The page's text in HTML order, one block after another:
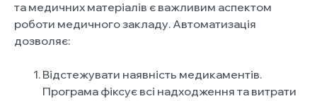
та медичних матеріалів є важливим аспектом
роботи медичного закладу. Автоматизація
дозволяє:
Відстежувати наявність медикаментів.
Програма фіксує всі надходження та витрати